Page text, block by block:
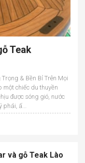
Teak
& Bền Bỉ Trên Mọi
một chiếc du thuyền
được sóng gió, nước
phái, ấ...
và gỗ Teak Lào